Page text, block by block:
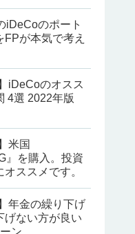
iDeCoのポート
FPが本気で考え
iDeCoのオスス
4選 2022年版
米国
』を購入。投資
ススメです。
年金の繰り下げ
げない方が良い
ン